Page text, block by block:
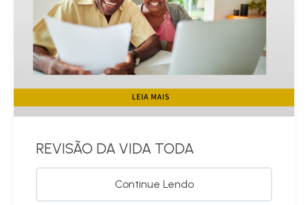
REVISÃO DA VIDA TODA
Continue Lendo